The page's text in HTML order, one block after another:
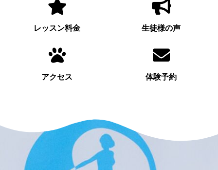
レッスン料金 生徒様の声
アクセス 体験予約